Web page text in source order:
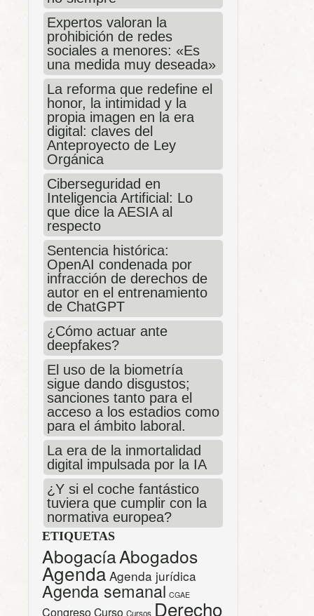
Expertos valoran la
prohibición de redes
sociales a menores: «Es
una medida muy deseada»
La reforma que redefine el
honor, la intimidad y la
propia imagen en la era
digital: claves del
Anteproyecto de Ley
Orgánica
Ciberseguridad en
Inteligencia Artificial: Lo
que dice la AESIA al
respecto
Sentencia histórica:
OpenAI condenada por
infracción de derechos de
autor en el entrenamiento
de ChatGPT
¿Cómo actuar ante
deepfakes?
El uso de la biometría
sigue dando disgustos;
sanciones tanto para el
acceso a los estadios como
para el ámbito laboral.
La era de la inmortalidad
digital impulsada por la IA
¿Y si el coche fantástico
tuviera que cumplir con la
normativa europea?
ETIQUETAS
AbogacíaAbogados
Agenda Agenda jurídica
Agenda semanal CGAE
CongresoCurso Cursos Derecho